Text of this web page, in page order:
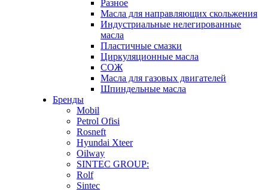
Разное
Масла для направляющих скольжения
Индустриальные нелегированные
масла
Пластичные смазки
Циркуляционные масла
СОЖ
Масла для газовых двигателей
Шпиндельные масла
Бренды
Mobil
Petrol Ofisi
Rosneft
Hyundai Xteer
Oilway
SINTEC GROUP:
Rolf
Sintec